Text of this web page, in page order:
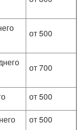
от 500
от 700
от 500
от 500